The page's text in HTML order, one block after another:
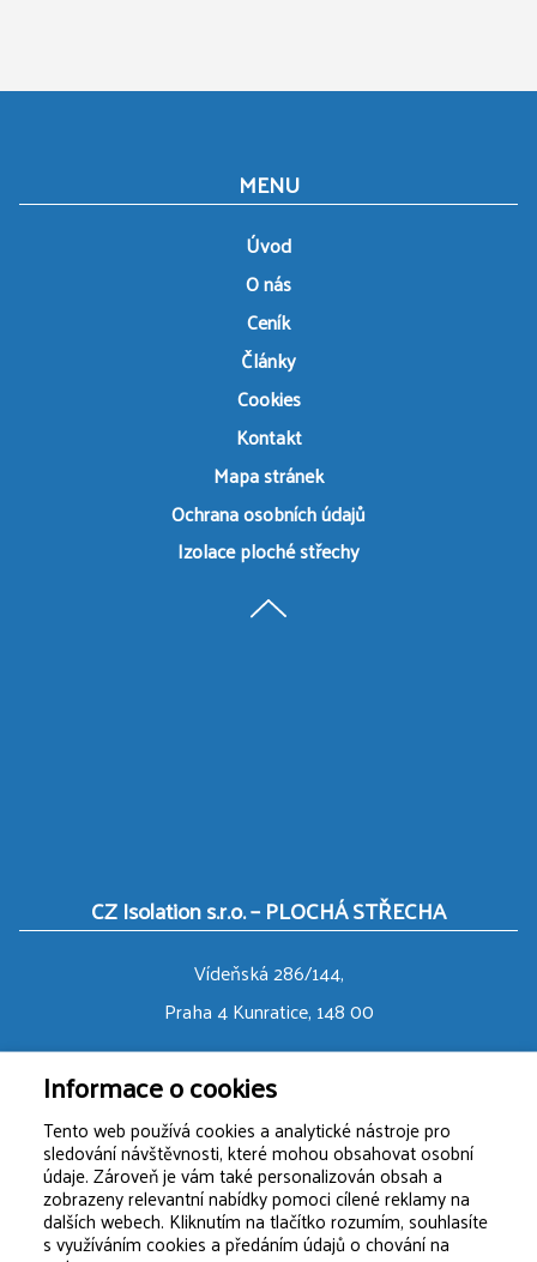
MENU
Úvod
O nás
Ceník
Články
Cookies
Kontakt
Mapa stránek
Ochrana osobních údajů
Izolace ploché střechy
CZ Isolation s.r.o. – PLOCHÁ STŘECHA
Vídeňská 286/144,
Praha 4 Kunratice, 148 00
+420 777 005 599
info@czisolation.cz
Informace o cookies
Tento web používá cookies a analytické nástroje pro
sledování návštěvnosti, které mohou obsahovat osobní
údaje. Zároveň je vám také personalizován obsah a
zobrazeny relevantní nabídky pomoci cílené reklamy na
dalších webech. Kliknutím na tlačítko rozumím, souhlasíte
s využíváním cookies a předáním údajů o chování na